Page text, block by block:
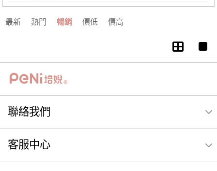
最新 熱門 暢銷 價低 價高
聯絡我們
客服中心